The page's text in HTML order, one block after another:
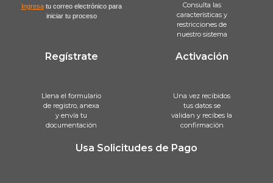
Ingresatu correo electrónico para
iniciar tu proceso
Consulta las
características y
restricciones de
nuestro sistema
Regístrate
Llena el formulario
de registro, anexa
y envía tu
documentación
Activación
Una vez recibidos
tus datos se
validan y recibes la
confirmación
Usa Solicitudes de Pago